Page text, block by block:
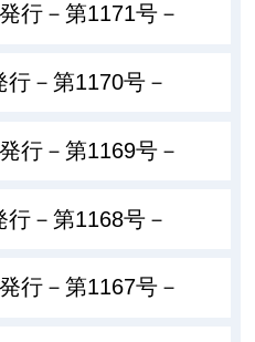
行－第1171号－
－第1170号－
行－第1169号－
－第1168号－
行－第1167号－